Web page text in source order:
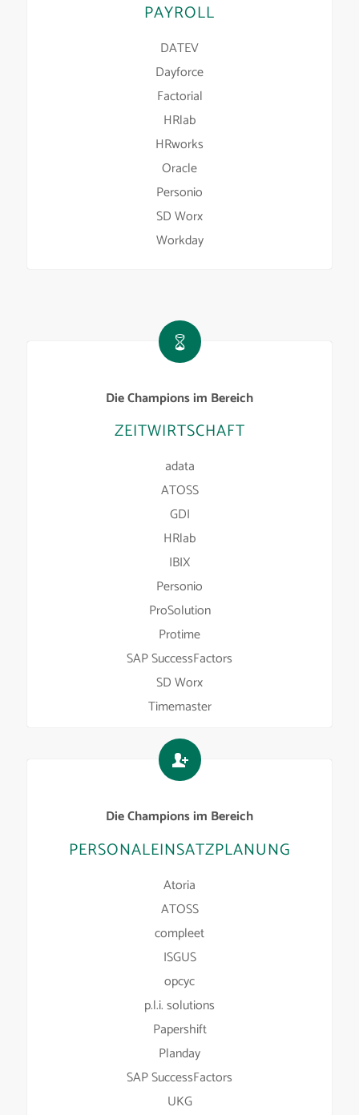
PAYROLL
DATEV
Dayforce
Factorial
HRlab
HRworks
Oracle
Personio
SD Worx
Workday
Die Champions im Bereich
ZEITWIRTSCHAFT
adata
ATOSS
GDI
HRlab
IBIX
Personio
ProSolution
Protime
SAP SuccessFactors
SD Worx
Timemaster
Die Champions im Bereich
PERSONALEINSATZPLANUNG
Atoria
ATOSS
compleet
ISGUS
opcyc
p.l.i. solutions
Papershift
Planday
SAP SuccessFactors
UKG